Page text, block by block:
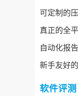
可定制的
真正的全
自动化报
新手友好
软件评测